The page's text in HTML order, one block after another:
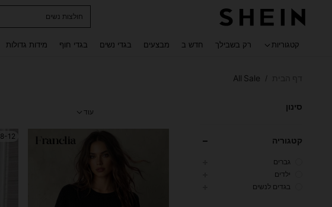
נעלי גלגלים לילדות
קטגוריות רק בשבילך חדש ב מבצעים בגדי נשים בגדי חוף מידות גדולות
/
All Sale
סינון
קטגוריה
גברים
ילדים
בגדים לנשים
עוד
8-12 Years